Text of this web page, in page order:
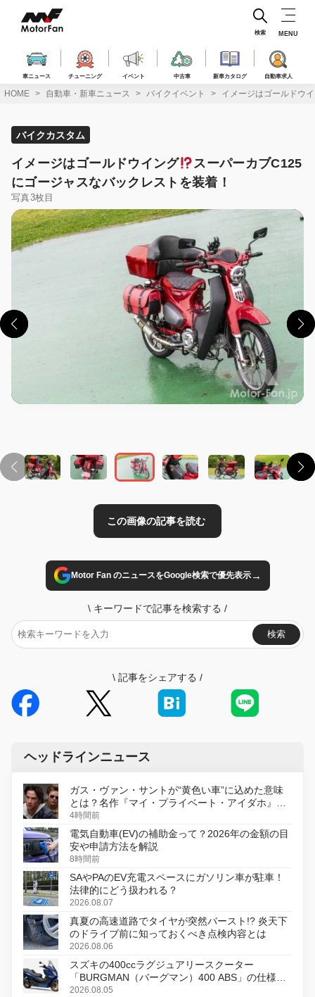
ス
車ニュース チューニング イベント 中古車 新車カタログ 自動車求人
検索 MENU
HOME 自動車・新車ニュース バイクイベント イメージはゴールドウ
バイクカスタム
イメージはゴールドウイング
スーパーカブC125
にゴージャスなバックレストを装着！
写真3枚目
Motor Fan のニュースをGoogle検索で優先表示→
\ キーワードで記事を検索する /
検索
\ 記事をシェアする /
ヘッドラインニュース
ガス・ヴァン・サントが“黄色い車”に込めた意味
とは？名作『マイ・プライベート・アイダホ』が
初のデジタルリマスター版で復活
4時間前
電気自動車(EV)の補助金って？2026年の金額の目
安や申請方法を解説
8時間前
SAやPAのEV充電スペースにガソリン車が駐車！
法律的にどう扱われる？
2026.08.07
真夏の高速道路でタイヤが突然バースト!? 炎天下
のドライブ前に知っておくべき点検内容とは
2026.08.06
スズキの400ccラグジュアリースクーター
「BURGMAN（バーグマン）400 ABS」の仕様を
変更し、8月18日に発売
2026.08.05